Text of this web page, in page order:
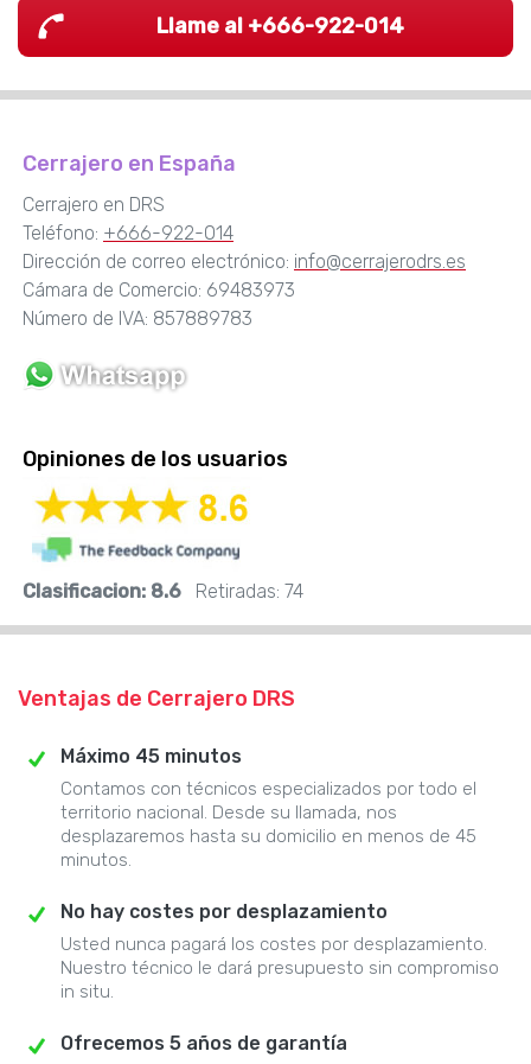
Llame al +666-922-014
Cerrajero en España
Cerrajero en DRS
Teléfono: +666-922-014
Dirección de correo electrónico: info@cerrajerodrs.es
Cámara de Comercio: 69483973
Número de IVA: 857889783
Opiniones de los usuarios
Clasificacion: 8.6 Retiradas: 74
Ventajas de Cerrajero DRS
Máximo 45 minutos
Contamos con técnicos especializados por todo el
territorio nacional. Desde su llamada, nos
desplazaremos hasta su domicilio en menos de 45
minutos.
No hay costes por desplazamiento
Usted nunca pagará los costes por desplazamiento.
Nuestro técnico le dará presupuesto sin compromiso
in situ.
Ofrecemos 5 años de garantía